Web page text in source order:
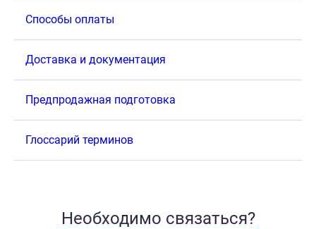
Способы оплаты
Доставка и документация
Предпродажная подготовка
Глоссарий терминов
Необходимо связаться?